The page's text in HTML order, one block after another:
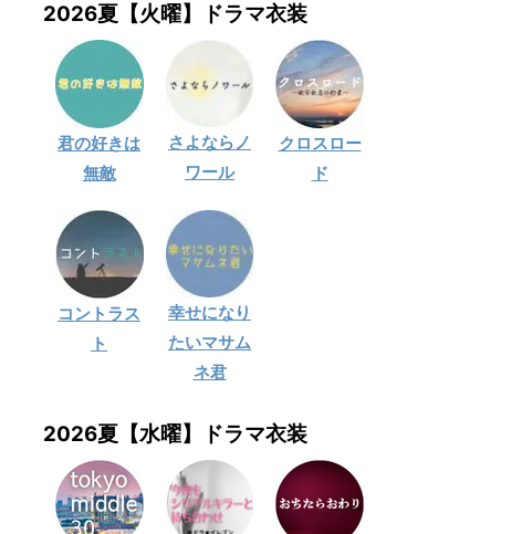
2026夏【火曜】ドラマ衣装
君の好きは
無敵
さよならノ
ワール
クロスロー
ド
コントラス
ト
幸せになり
たいマサム
ネ君
2026夏【水曜】ドラマ衣装